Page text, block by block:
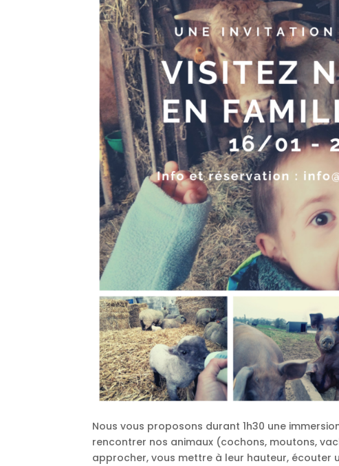
Nous vous proposons durant 1h30 une
rencontrer nos animaux (cochons, moutons,
approcher, vous mettre à leur hauteur, écouter